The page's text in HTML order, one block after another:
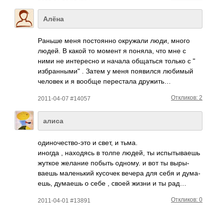
Алёна
Раньше меня пост­оянно окру­жали люди, много
людей. В какой то момент я поняла, что мне с
ними не инте­ресно и начала обща­ться только с "
избранными" . Затем у меня появ­ился любимый
человек и я вообще пере­стала дружить…
2011-04-07 #14057 Откликов: 2
алиса
один­очес­тво-­это и свет, и тьма.
иногда , нахо­дясь в толпе людей, ты испы­тыва­ешь
жуткое желание побыть одному. и вот ты выры­
ваешь мале­нький кусочек вечера для себя и дума­
ешь, думаешь о себе , своей жизни и ты рад…
2011-04-01 #13891 Откликов: 0